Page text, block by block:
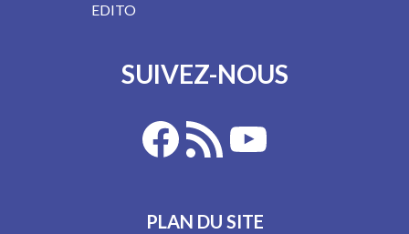
EDITO
SUIVEZ-NOUS
PLAN DU SITE